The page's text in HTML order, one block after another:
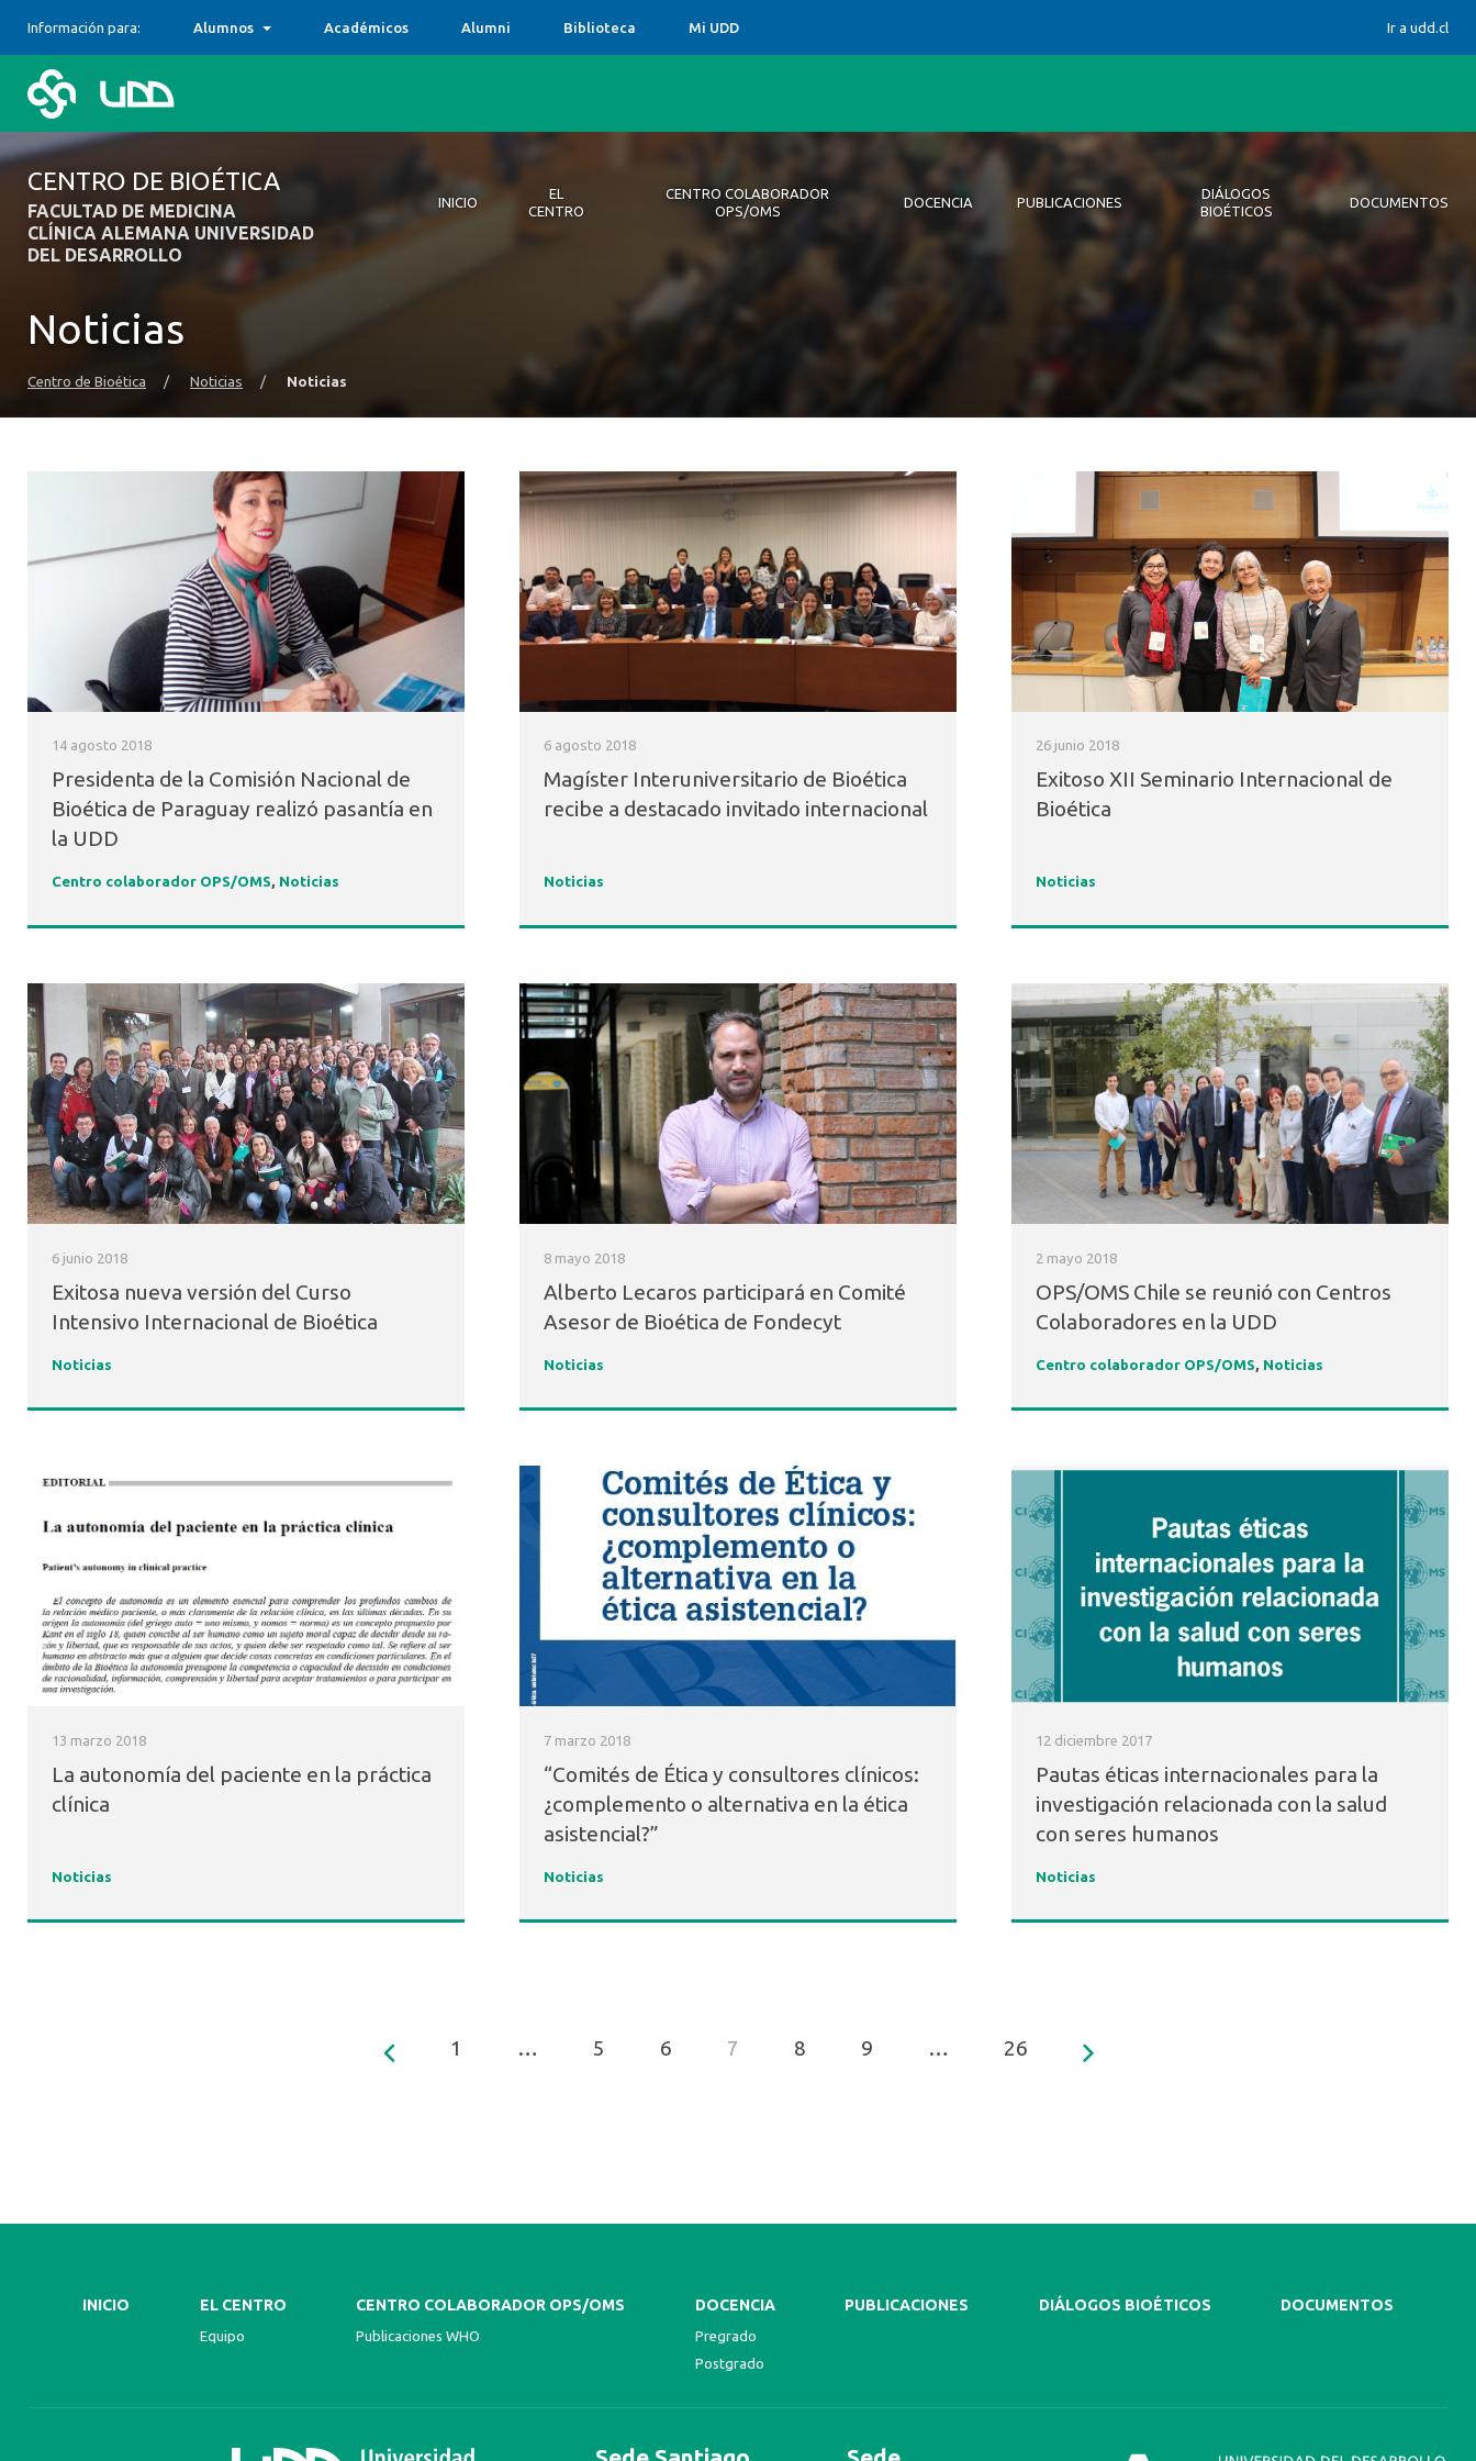
CENTRO DE BIOÉTICA
FACULTAD DE MEDICINA
CLÍNICA ALEMANA UNIVERSIDAD
DEL DESARROLLO
Información para: Alumnos Académicos Alumni Biblioteca Mi UDD Ir a udd.cl
INICIO
EL
CENTRO
CENTRO COLABORADOR
OPS/OMS
DOCENCIA
Postgrado
PUBLICACIONES
DIÁLOGOS
BIOÉTICOS
DOCUMENTOS
Noticias
Centro de Bioética / Noticias / Noticias
14 agosto 2018
Presidenta de la Comisión Nacional de
Bioética de Paraguay realizó pasantía en
la UDD
Centro colaborador OPS/OMS, Noticias
6 agosto 2018
Magíster Interuniversitario de Bioética
recibe a destacado invitado internacional
Noticias
26 junio 2018
Exitoso XII Seminario Internacional de
Bioética
Noticias
6 junio 2018
Exitosa nueva versión del Curso
Intensivo Internacional de Bioética
Noticias
8 mayo 2018
Alberto Lecaros participará en Comité
Asesor de Bioética de Fondecyt
Noticias
2 mayo 2018
OPS/OMS Chile se reunió con Centros
Colaboradores en la UDD
Centro colaborador OPS/OMS, Noticias
13 marzo 2018
La autonomía del paciente en la práctica
clínica
Noticias
7 marzo 2018
“Comités de Ética y consultores clínicos:
¿complemento o alternativa en la ética
asistencial?”
Noticias
12 diciembre 2017
Pautas éticas internacionales para la
investigación relacionada con la salud
con seres humanos
Noticias
1 … 5 6 7 8 9 … 26
INICIO EL CENTRO
Equipo
CENTRO COLABORADOR OPS/OMS
Publicaciones WHO
DOCENCIA
Pregrado
Postgrado
PUBLICACIONES DIÁLOGOS BIOÉTICOS DOCUMENTOS